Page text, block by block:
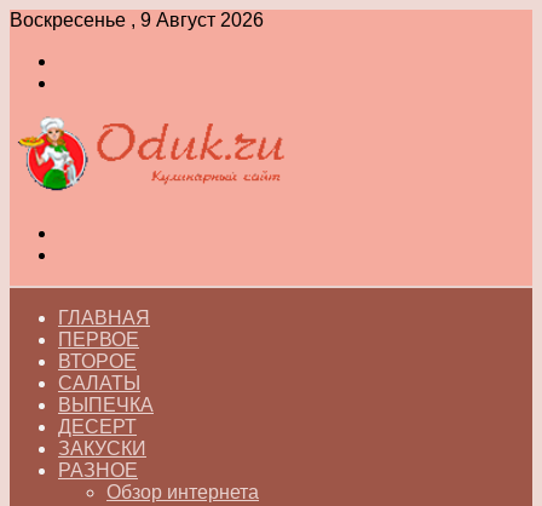
Воскресенье , 9 Август 2026
ГЛАВНАЯ
ПЕРВОЕ
ВТОРОЕ
САЛАТЫ
ВЫПЕЧКА
ДЕСЕРТ
ЗАКУСКИ
РАЗНОЕ
Обзор интернета